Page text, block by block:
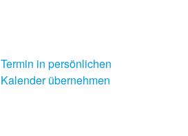
Termin in persönlichen
Kalender übernehmen